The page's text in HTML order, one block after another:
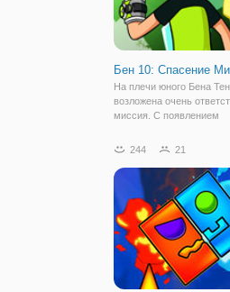
Бен 10: Спасение
На плечи юного Бена
возложена очень
миссия. С появлением
сражаться со злодеями и
Также, для него не
спасение мира. Любой
244 21